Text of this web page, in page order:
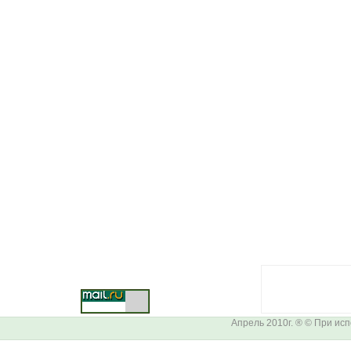
Апрель 2010г. ® © При